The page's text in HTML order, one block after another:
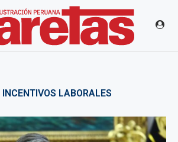
INCENTIVOS LABORALES